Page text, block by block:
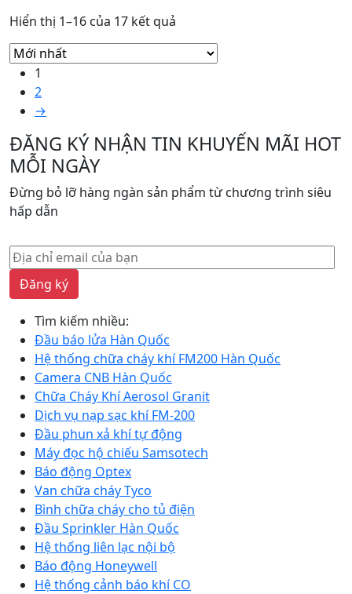
Hiển thị 1–16 của 17 kết quả
sắp
xếp
1
2
→
ĐĂNG KÝ NHẬN TIN KHUYẾN MÃI HOT
MỖI NGÀY
Đừng bỏ lỡ hàng ngàn sản phẩm từ chương trình siêu
hấp dẫn
Đăng ký
Tìm kiếm nhiều:
Đầu báo lửa Hàn Quốc
Hệ thống chữa cháy khí FM200 Hàn Quốc
Camera CNB Hàn Quốc
Chữa Cháy Khí Aerosol Granit
Dịch vụ nạp sạc khí FM-200
Đầu phun xả khí tự động
Máy đọc hộ chiếu Samsotech
Báo động Optex
Van chữa cháy Tyco
Bình chữa cháy cho tủ điện
Đầu Sprinkler Hàn Quốc
Hệ thống liên lạc nội bộ
Báo động Honeywell
Hệ thống cảnh báo khí CO